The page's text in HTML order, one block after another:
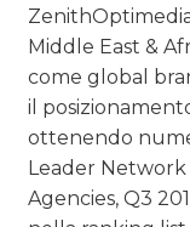
Middle East &
come global
il
ottenendo
Leader Network
Agencies, Q3